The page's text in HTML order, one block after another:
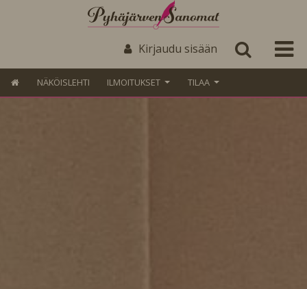
Kirjaudu sisään
NÄKÖISLEHTI ILMOITUKSET TILAA